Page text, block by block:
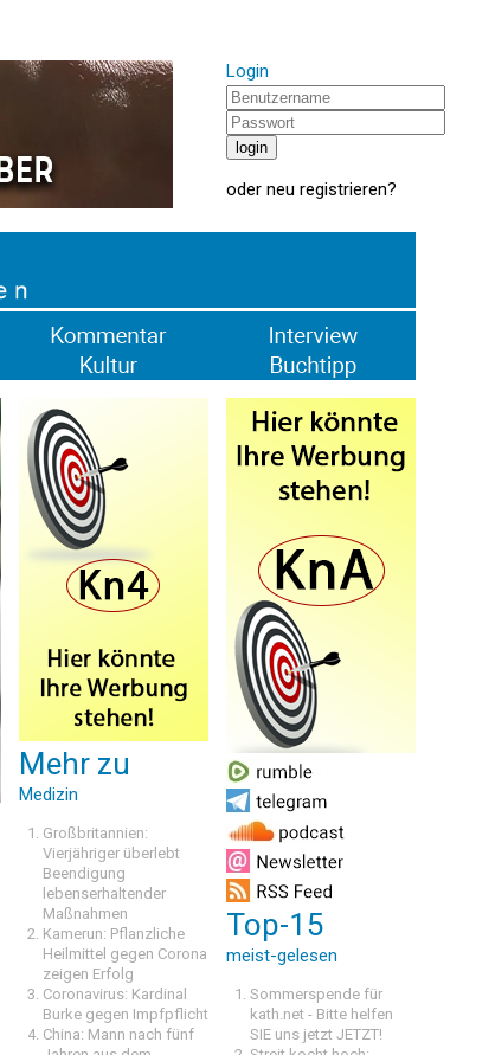
Login
oder neu registrieren?
Mehr zu
Medizin
Großbritannien:
Vierjähriger überlebt
Beendigung
lebenserhaltender
Maßnahmen
Kamerun: Pflanzliche
Heilmittel gegen Corona
zeigen Erfolg
Coronavirus: Kardinal
Burke gegen Impfpflicht
China: Mann nach fünf
Top-15
meist-gelesen
Sommerspende für
kath.net - Bitte helfen
SIE uns jetzt JETZT!